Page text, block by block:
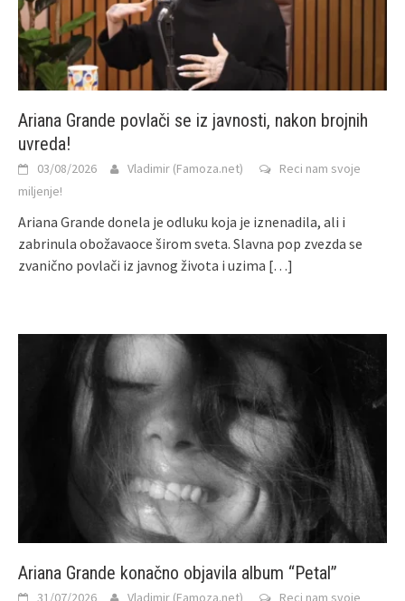
Ariana Grande povlači se iz javnosti, nakon brojnih
uvreda!
03/08/2026 Vladimir (Famoza.net)
Reci nam svoje
miljenje!
Ariana Grande donela je odluku koja je iznenadila, ali i
zabrinula obožavaoce širom sveta. Slavna pop zvezda se
zvanično povlači iz javnog života i uzima […]
Ariana Grande konačno objavila album “Petal”
31/07/2026 Vladimir (Famoza.net) Reci nam svoje